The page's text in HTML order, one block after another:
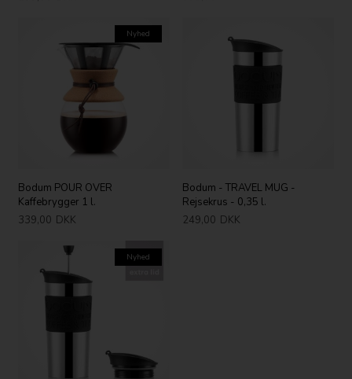
Nyhed
Bodum POUR OVER
Kaffebrygger 1 l.
339,00 DKK
Bodum - TRAVEL MUG -
Rejsekrus - 0,35 l.
249,00 DKK
Nyhed